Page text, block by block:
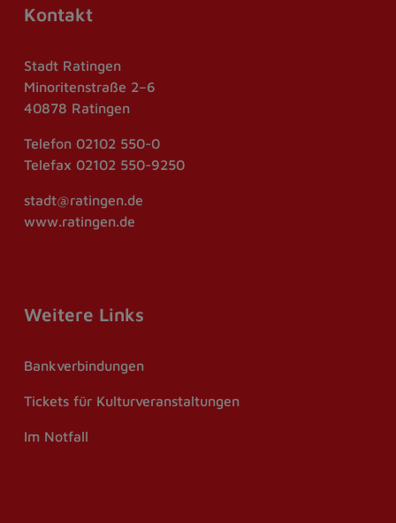
Kontakt
Stadt Ratingen
Minoritenstraße 2–6
40878 Ratingen
Telefon 02102 550-0
Telefax 02102 550-9250
stadt@ratingen.de
www.ratingen.de
Weitere Links
Bankverbindungen
Tickets für Kulturveranstaltungen
Im Notfall